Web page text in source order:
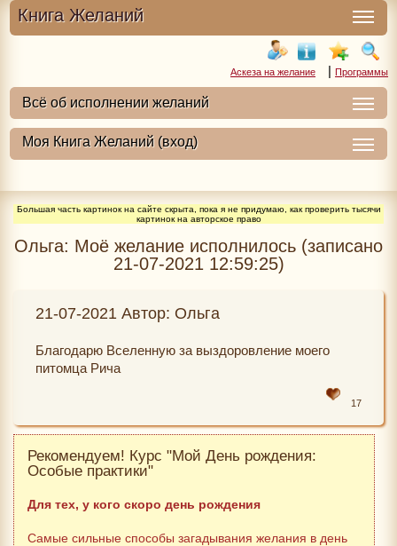
Книга Желаний
Аскеза на желание | Программы
Большая часть картинок на сайте скрыта, пока я не придумаю, как проверить тысячи
картинок на авторское право
Ольга: Моё желание исполнилось (записано
21-07-2021 12:59:25)
21-07-2021 Автор: Ольга
Благодарю Вселенную за выздоровление моего
питомца Рича
17
Рекомендуем! Курс "Мой День рождения:
Особые практики"
Для тех, у кого скоро день рождения
Самые сильные способы загадывания желания в день